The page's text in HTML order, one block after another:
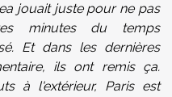
jouait juste pour ne pas
minutes du temps
Et dans les dernières
ils ont remis ça.
à l'extérieur, Paris est